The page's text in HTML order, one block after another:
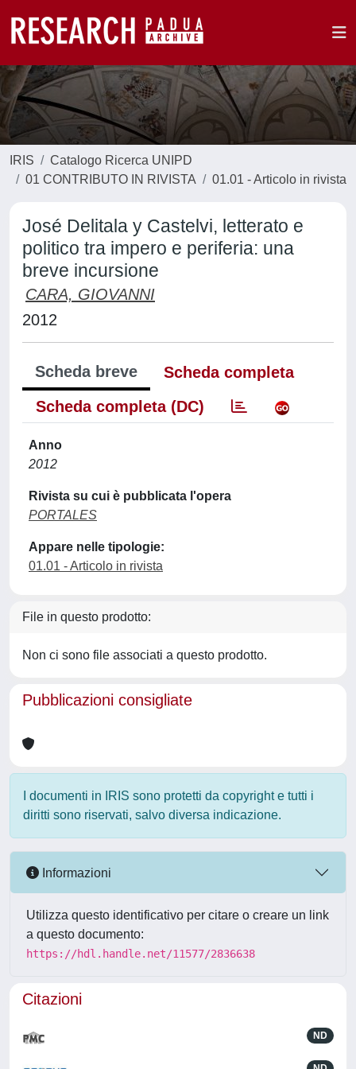
IRIS
Catalogo Ricerca UNIPD
01 CONTRIBUTO IN RIVISTA
01.01 - Articolo in rivista
José Delitala y Castelvi, letterato e
politico tra impero e periferia: una
breve incursione
CARA, GIOVANNI
2012
Scheda breve
Scheda completa
Scheda completa (DC)
Anno
2012
Rivista su cui è pubblicata l'opera
PORTALES
Appare nelle tipologie:
01.01 - Articolo in rivista
File in questo prodotto:
Non ci sono file associati a questo prodotto.
Pubblicazioni consigliate
I documenti in IRIS sono protetti da copyright e tutti i
diritti sono riservati, salvo diversa indicazione.
Informazioni
Utilizza questo identificativo per citare o creare un link
a questo documento:
https://hdl.handle.net/11577/2836638
Citazioni
ND